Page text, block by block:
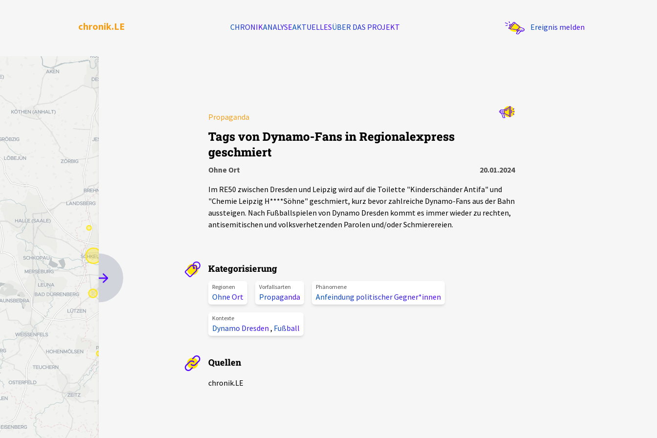
chronik.LE CHRONIKANALYSEAKTUELLESÜBER DAS PROJEKT Ereignis melden
Propaganda
Tags von Dynamo-Fans in Regionalexpress
geschmiert
Ohne Ort
20.01.2024
Im RE50 zwischen Dresden und Leipzig wird auf die Toilette "Kinderschänder Antifa" und
"Chemie Leipzig H****Söhne" geschmiert, kurz bevor zahlreiche Dynamo-Fans aus der Bahn
aussteigen. Nach Fußballspielen von Dynamo Dresden kommt es immer wieder zu rechten,
antisemitischen und volksverhetzenden Parolen und/oder Schmierereien.
Kategorisierung
Regionen
Ohne Ort
Vorfallsarten
Propaganda
Phänomene
Anfeindung politischer Gegner*innen
Kontexte
Dynamo Dresden , Fußball
Quellen
chronik.LE